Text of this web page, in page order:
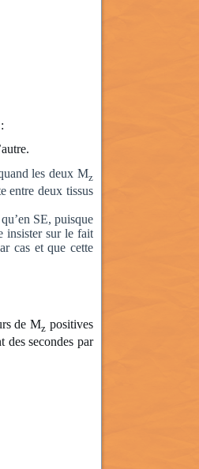
les deux Mz
entre deux tissus
SE, puisque
insister sur le fait
cas et que cette
de Mz positives
des secondes par